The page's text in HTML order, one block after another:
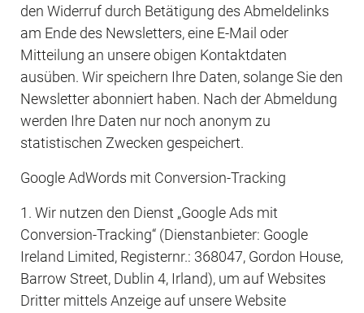
den Widerruf durch Betätigung des Abmeldelinks
am Ende des Newsletters, eine E-Mail oder
Mitteilung an unsere obigen Kontaktdaten
ausüben. Wir speichern Ihre Daten, solange Sie den
Newsletter abonniert haben. Nach der Abmeldung
werden Ihre Daten nur noch anonym zu
statistischen Zwecken gespeichert.
Google AdWords mit Conversion-Tracking
1. Wir nutzen den Dienst „Google Ads mit
Conversion-Tracking“ (Dienstanbieter: Google
Ireland Limited, Registernr.: 368047, Gordon House,
Barrow Street, Dublin 4, Irland), um auf Websites
Dritter mittels Anzeige auf unsere Website